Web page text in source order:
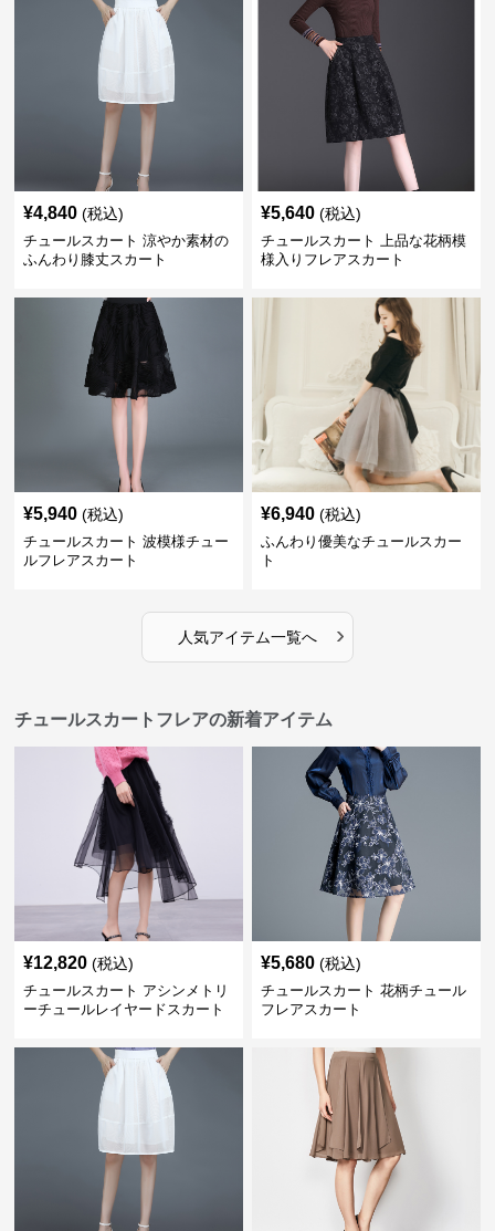
¥4,840 (税込)
チュールスカート 涼やか素材の
ふんわり膝丈スカート
¥5,640 (税込)
チュールスカート 上品な花柄模
様入りフレアスカート
¥5,940 (税込)
チュールスカート 波模様チュー
ルフレアスカート
¥6,940 (税込)
ふんわり優美なチュールスカー
ト
人気アイテム一覧へ ›
チュールスカートフレアの新着アイテム
¥12,820 (税込)
チュールスカート アシンメトリ
ーチュールレイヤードスカート
¥5,680 (税込)
チュールスカート 花柄チュール
フレアスカート